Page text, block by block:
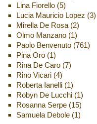
Lina Fiorello(5)
Lucia Mauricio Lopez (3)
Mirella De Rosa(2)
Olmo Manzano(1)
Paolo Benvenuto(761)
Pina Oro(1)
Rina De Caro(7)
Rino Vicari(4)
Roberta Ianelli(1)
Robyn De Lucchi(1)
Rosanna Serpe(15)
Samuela Debole(1)